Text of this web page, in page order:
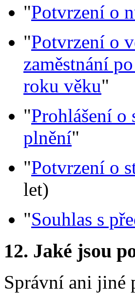
"Potvrzení o
"Potvrzení o
zaměstnání
roku věku"
"Prohlášení
plnění"
"Potvrzení o
let)
"Souhlas s
12. Jaké jsou
Správní ani jiné